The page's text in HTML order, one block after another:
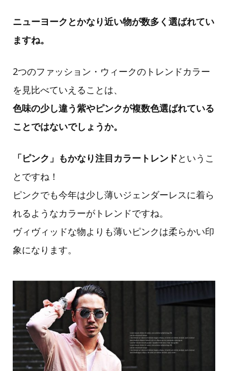
ニューヨークとかなり近い物が数多く選ばれてい
ますね。
2つのファッション・ウィークのトレンドカラー
を見比べていえることは、
色味の少し違う紫やピンクが複数色選ばれている
ことではないでしょうか。
「ピンク」もかなり注目カラートレンドというこ
とですね！
ピンクでも今年は少し薄いジェンダーレスに着ら
れるようなカラーがトレンドですね。
ヴィヴィッドな物よりも薄いピンクは柔らかい印
象になります。